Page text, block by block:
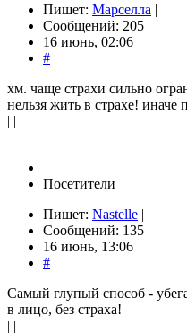
Пишет: Марселла |
Сообщений: 205 |
16 июнь, 02:06
#
хм. чаще страхи сильно
нельзя жить в страхе! иначе
| |
Посетители
Пишет: Nastelle |
Сообщений: 135 |
16 июнь, 13:06
#
Самый глупый способ -
в лицо, без страха!
| |